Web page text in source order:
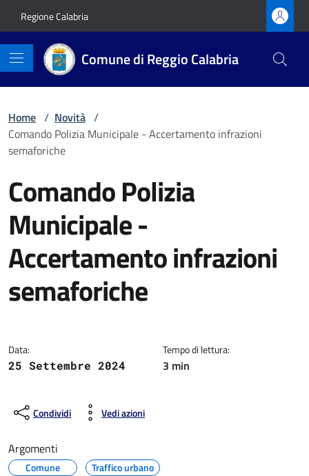
Regione Calabria
Comune di Reggio Calabria
Home / Novità /
Comando Polizia Municipale - Accertamento infrazioni
semaforiche
Comando Polizia
Municipale -
Accertamento infrazioni
semaforiche
Data:
25 Settembre 2024
Tempo di lettura:
3 min
Condividi Vedi azioni
Argomenti
Comune Traffico urbano